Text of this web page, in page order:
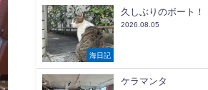
海日記
久しぶりのボート！
2026.08.05
ケラマンタ